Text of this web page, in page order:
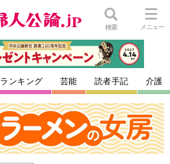
検索 メニュー
ランキング 芸能 読者手記 介護